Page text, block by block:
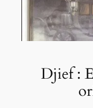
Djief :